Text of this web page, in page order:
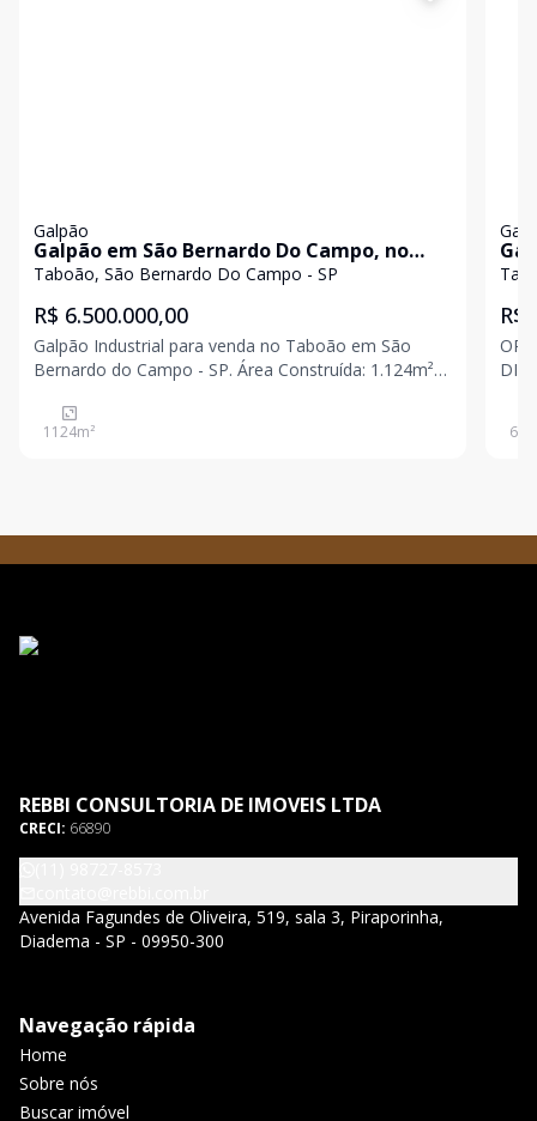
Galpão
Galpão em São Bernardo Do Campo, no
bairro Taboão, à venda.
Taboão, São Bernardo Do Campo - SP
R$ 6.500.000,00
Galpão Industrial para venda no Taboão em São
Bernardo do Campo - SP. Área Construída: 1.124m²,
de Energia: 250 KVA, Refeitório e Vestiário.
1124m²
R$
636
REBBI CONSULTORIA DE IMOVEIS LTDA
CRECI: 66890
Avenida Fagundes de Oliveira, 519, sala 3, Piraporinha,
Diadema - SP - 09950-300
Navegação rápida
Home
Sobre nós
Buscar imóvel